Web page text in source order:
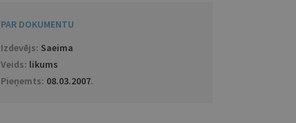
PAR DOKUMENTU
Izdevējs: Saeima
Veids: likums
Pieņemts: 08.03.2007.